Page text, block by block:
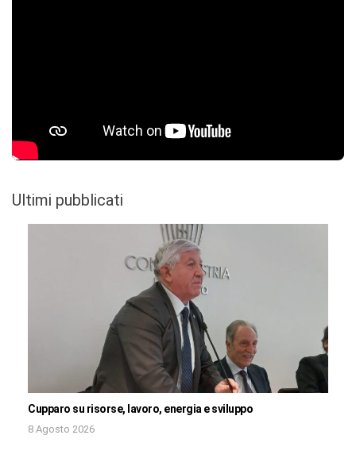
Ultimi pubblicati
Cupparo su risorse, lavoro, energia e sviluppo
8 Agosto 2026